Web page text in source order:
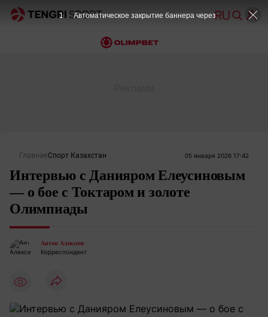
Главная Спорт Казахстан 05 января 2026 17:42
Интервью с Данияром Елеусиновым
— о бое с Токтаром и золоте
Олимпиады
Антон Алексеев
Корреспондент
1 Автоматическое закрытие баннера через